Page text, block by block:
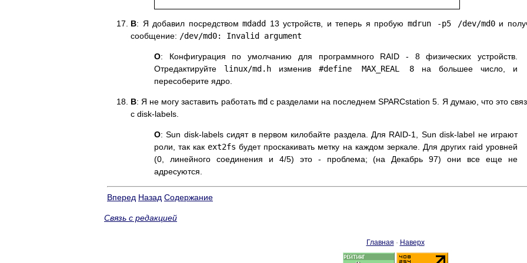
В: Я добавил посредствомmdadd 13 устройств, и теперь я пробую mdrun -p5 /dev/md0и
сообщение: /dev/md0: Invalid argument
О: Конфигурация по умолчанию для программного RAID - 8 физических устройств.
Отредактируйте linux/md.h изменив #define MAX_REAL 8 на большее число, и
пересоберите ядро.
В: Я не могу заставить работать md с разделами на последнем SPARCstation 5. Я думаю, что это
с disk-labels.
О: Sun disk-labels сидят в первом килобайте раздела. Для RAID-1, Sun disk-label не играют
роли, так как ext2fs будет проскакивать метку на каждом зеркале. Для других raid уровней
(0, линейного соединения и 4/5) это - проблема; (на Декабрь 97) они все еще не
адресуются.
Вперед Назад Содержание
Связь с редакцией
Главная · Наверх